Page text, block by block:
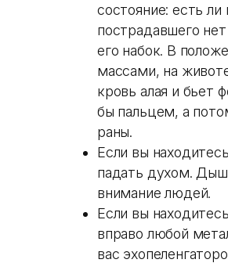
состояние: есть ли
пострадавшего
его набок. В
массами, на
кровь алая и бьет
бы пальцем, а
раны.
Если вы
падать духом.
внимание людей.
Если вы
вправо любой
вас